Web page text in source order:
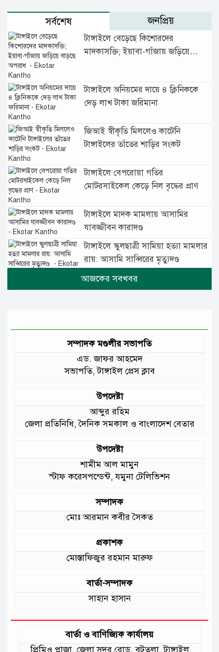
সর্বশেষ জনপ্রিয়
টাঙ্গাইলে বেড়েছে কিশোরদের
মাদকাসক্তি; ইয়াবা-গাঁজায় জড়িয়ে
টাঙ্গাইলে অনিয়মের দায়ে ৪ ক্লিনিককে
দেড় লাখ টাকা জরিমানা
জিআই স্বীকৃতি মিললেও কাটেনি
টাঙ্গাইলের তাঁতের শাড়ির সংকট
টাঙ্গাইলে বেপরোয়া গতির
মোটরসাইকেল কেড়ে নিল বৃদ্ধের প্রাণ
টাঙ্গাইলে মাদক মামলায় আসামির
যাবজ্জীবন কারাদণ্ড
টাঙ্গাইলে স্কুলছাত্রী সামিয়া হত্যা মামলার
রায়: আসামি সাব্বিরের মৃত্যুদণ্ড
টানা বৃষ্টিতে টাঙ্গাইলে বিপর্যস্ত জনজীবন
এখন টাঙ্গাইলে
জেলার মানুষের উন্নত স্বাস্থ্যসেবায় সর্বোচ্চ
গুরুত্ব দিয়ে কাজ করছি: প্রতিমন্ত্রী টুকু
আমাদের চার পাশে ব্যাঙের ছাতার মতো
গড়ে উঠছে মাদ্রাসা ও কিন্ডার গার্ডেন
:মুক্তিযুদ্ধ বিষয়কমন্ত্রী
সম্পাদক মণ্ডলীর সভাপতি
এড. জাফর আহমেদ
সভাপতি, টাঙ্গাইল প্রেস ক্লাব
উপদেষ্টা
আব্দুর রহিম
জেলা প্রতিনিধি, দৈনিক সমকাল ও বাংলাদেশ বেতার
উপদেষ্টা
শামীম আল মামুন
স্টাফ করেসপন্ডেন্ট, যমুনা টেলিভিশন
সম্পাদক
মোঃ আরমান কবীর সৈকত
প্রকাশক
মোস্তাফিজুর রহমান মারুফ
বার্তা-সম্পাদক
সাহান হাসান
বার্তা ও বাণিজ্যিক কার্যালয়
প্রিমিও প্লাজা, জেলা সদর রোড, বটতলা, টাঙ্গাইল